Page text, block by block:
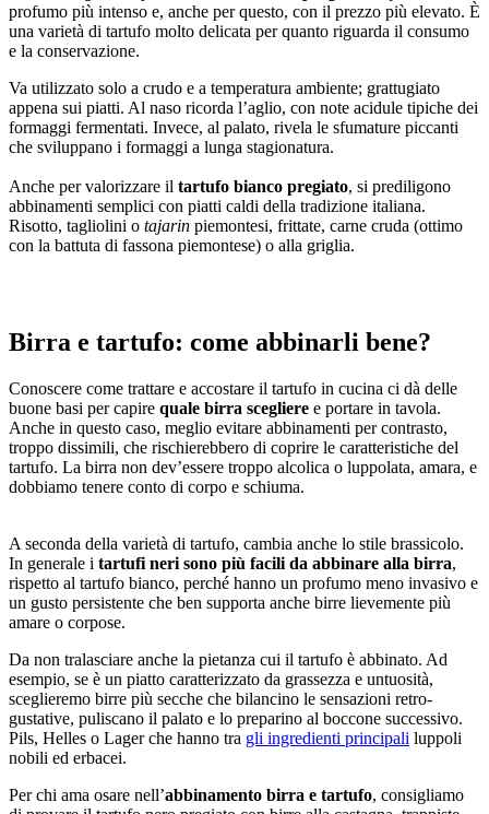
profumo più intenso e, anche per questo, con il prezzo più elevato. È
una varietà di tartufo molto delicata per quanto riguarda il consumo
e la conservazione.
Va utilizzato solo a crudo e a temperatura ambiente; grattugiato
appena sui piatti. Al naso ricorda l’aglio, con note acidule tipiche dei
formaggi fermentati. Invece, al palato, rivela le sfumature piccanti
che sviluppano i formaggi a lunga stagionatura.
Anche per valorizzare il tartufo bianco pregiato, si prediligono
abbinamenti semplici con piatti caldi della tradizione italiana.
Risotto, tagliolini o tajarin piemontesi, frittate, carne cruda (ottimo
con la battuta di fassona piemontese) o alla griglia.
Birra e tartufo: come abbinarli bene?
Conoscere come trattare e accostare il tartufo in cucina ci dà delle
buone basi per capire quale birra scegliere e portare in tavola.
Anche in questo caso, meglio evitare abbinamenti per contrasto,
troppo dissimili, che rischierebbero di coprire le caratteristiche del
tartufo. La birra non dev’essere troppo alcolica o luppolata, amara, e
dobbiamo tenere conto di corpo e schiuma.
A seconda della varietà di tartufo, cambia anche lo stile brassicolo.
In generale i tartufi neri sono più facili da abbinare alla birra,
rispetto al tartufo bianco, perché hanno un profumo meno invasivo e
un gusto persistente che ben supporta anche birre lievemente più
amare o corpose.
Da non tralasciare anche la pietanza cui il tartufo è abbinato. Ad
esempio, se è un piatto caratterizzato da grassezza e untuosità,
sceglieremo birre più secche che bilancino le sensazioni retro-
gustative, puliscano il palato e lo preparino al boccone successivo.
Pils, Helles o Lager che hanno tra gli ingredienti principali luppoli
nobili ed erbacei.
Per chi ama osare nell’abbinamento birra e tartufo, consigliamo